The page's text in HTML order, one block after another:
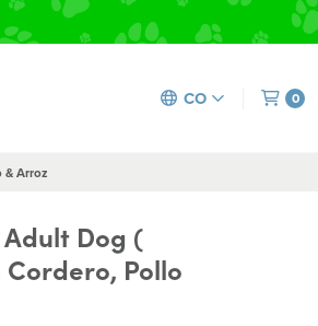
CO 0
& Arroz
Dog (
Pollo